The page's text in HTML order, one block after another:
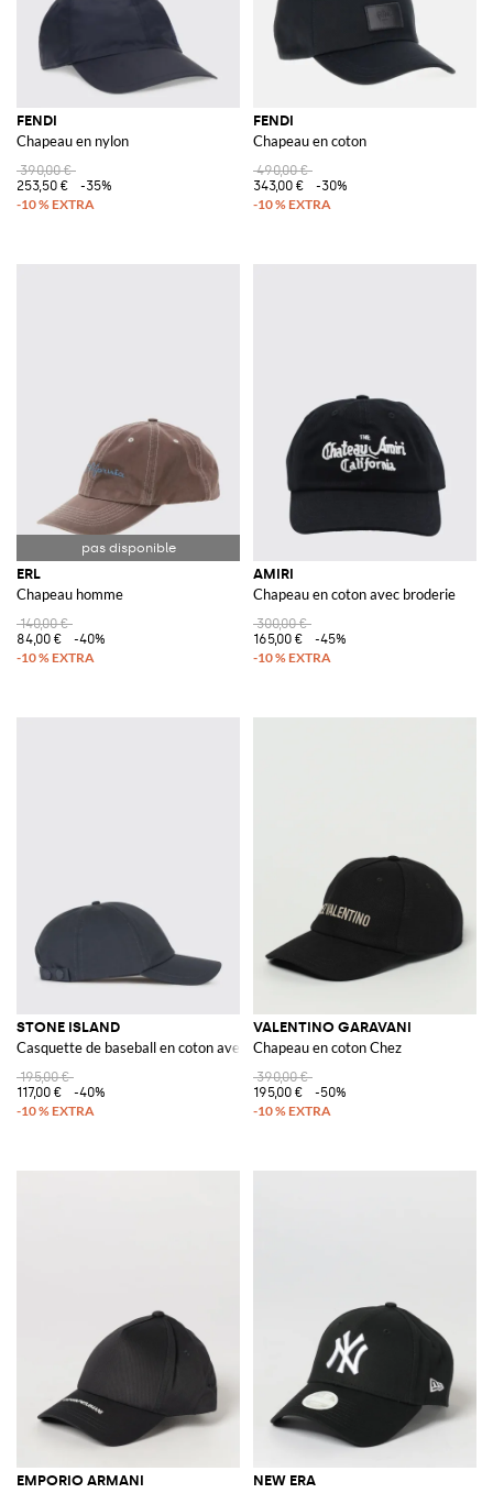
FENDI
Chapeau en nylon
390,00 €
253,50 €
-35%
FENDI
Chapeau en coton
490,00 €
343,00 €
-30%
ERL
Chapeau homme
140,00 €
84,00 €
-40%
AMIRI
Chapeau en coton avec broderie
300,00 €
165,00 €
-45%
STONE ISLAND
Casquette de baseball en coton avec logo Compass et sangle réglable
195,00 €
117,00 €
-40%
VALENTINO GARAVANI
Chapeau en coton Chez
390,00 €
195,00 €
-50%
EMPORIO ARMANI NEW ERA